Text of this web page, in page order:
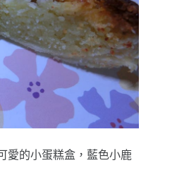
愛的小蛋糕盒，藍色小鹿